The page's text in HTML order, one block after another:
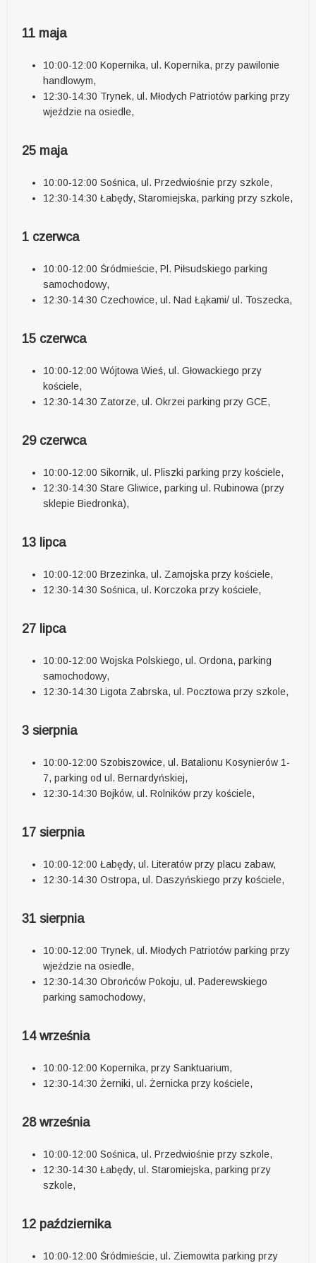
11 maja
10:00-12:00 Kopernika, ul. Kopernika, przy pawilonie
handlowym,
12:30-14:30 Trynek, ul. Młodych Patriotów parking przy
wjeździe na osiedle,
25 maja
10:00-12:00 Sośnica, ul. Przedwiośnie przy szkole,
12:30-14:30 Łabędy, Staromiejska, parking przy szkole,
1 czerwca
10:00-12:00 Śródmieście, Pl. Piłsudskiego parking
samochodowy,
12:30-14:30 Czechowice, ul. Nad Łąkami/ ul. Toszecka,
15 czerwca
10:00-12:00 Wójtowa Wieś, ul. Głowackiego przy
kościele,
12:30-14:30 Zatorze, ul. Okrzei parking przy GCE,
29 czerwca
10:00-12:00 Sikornik, ul. Pliszki parking przy kościele,
12:30-14:30 Stare Gliwice, parking ul. Rubinowa (przy
sklepie Biedronka),
13 lipca
10:00-12:00 Brzezinka, ul. Zamojska przy kościele,
12:30-14:30 Sośnica, ul. Korczoka przy kościele,
27 lipca
10:00-12:00 Wojska Polskiego, ul. Ordona, parking
samochodowy,
12:30-14:30 Ligota Zabrska, ul. Pocztowa przy szkole,
3 sierpnia
10:00-12:00 Szobiszowice, ul. Batalionu Kosynierów 1-
7, parking od ul. Bernardyńskiej,
12:30-14:30 Bojków, ul. Rolników przy kościele,
17 sierpnia
10:00-12:00 Łabędy, ul. Literatów przy placu zabaw,
12:30-14:30 Ostropa, ul. Daszyńskiego przy kościele,
31 sierpnia
10:00-12:00 Trynek, ul. Młodych Patriotów parking przy
wjeździe na osiedle,
12:30-14:30 Obrońców Pokoju, ul. Paderewskiego
parking samochodowy,
14 września
10:00-12:00 Kopernika, przy Sanktuarium,
12:30-14:30 Żerniki, ul. Żernicka przy kościele,
28 września
10:00-12:00 Sośnica, ul. Przedwiośnie przy szkole,
12:30-14:30 Łabędy, ul. Staromiejska, parking przy
szkole,
12 października
10:00-12:00 Śródmieście, ul. Ziemowita parking przy